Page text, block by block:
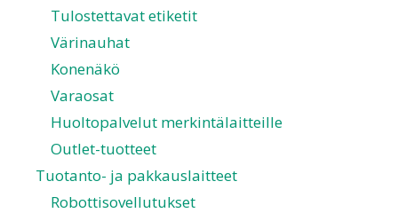
Tulostettavat etiketit
Värinauhat
Konenäkö
Varaosat
Huoltopalvelut merkintälaitteille
Outlet-tuotteet
Tuotanto- ja pakkauslaitteet
Robottisovellutukset